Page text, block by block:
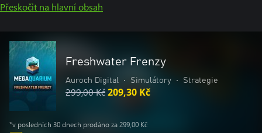
Přeskočit na hlavní obsah
Freshwater Frenzy
Auroch Digital • Simulátory • Strategie
299,00 Kč209,30 Kč
*v posledních 30 dnech prodáno za 299,00 Kč